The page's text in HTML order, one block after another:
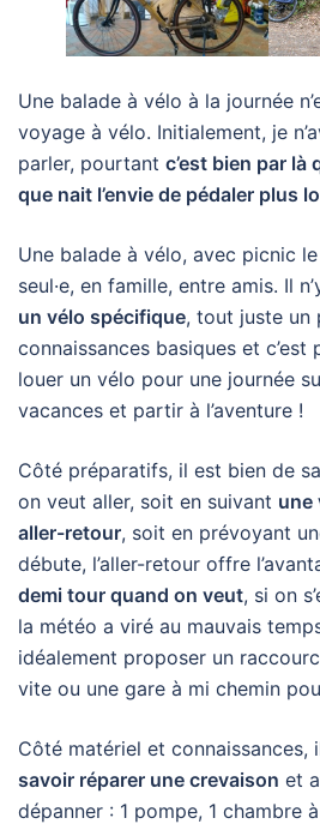
Une balade à vélo à la journée
voyage à vélo. Initialement, je
parler, pourtant c’est bien par
que nait l’envie de pédaler plus
Une balade à vélo, avec picnic
seul·e, en famille, entre amis. Il
un vélo spécifique, tout juste un
connaissances basiques et
louer un vélo pour une journée
vacances et partir à l’aventure !
Côté préparatifs, il est bien de
on veut aller, soit en suivant une
aller-retour, soit en prévoyant
débute, l’aller-retour offre
demi tour quand on veut, si on
la météo a viré au mauvais
idéalement proposer un
vite ou une gare à mi chemin
Côté matériel et connaissances,
savoir réparer une crevaison et
dépanner : 1 pompe, 1 chambre